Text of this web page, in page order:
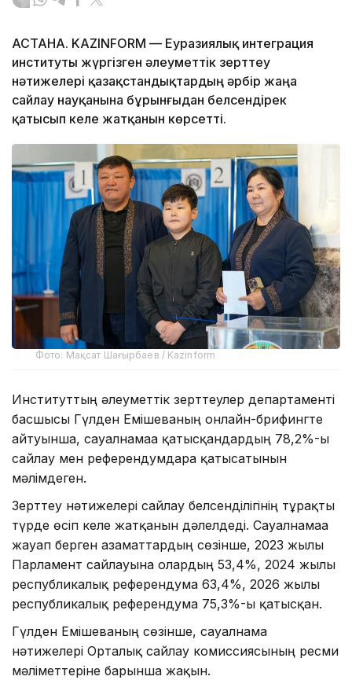
АСТАНА. KAZINFORM — Еуразиялық интеграция
институты жүргізген әлеуметтік зерттеу
нәтижелері қазақстандықтардың әрбір жаңа
сайлау науқанына бұрынғыдан белсендірек
қатысып келе жатқанын көрсетті.
Фото: Мақсат Шағырбаев / Kazinform
Институттың әлеуметтік зерттеулер департаменті
басшысы Гүлден Емішеваның онлайн-брифингте
айтуынша, сауалнамаға қатысқандардың 78,2%-ы
сайлау мен референдумдарға қатысатынын
мәлімдеген.
Зерттеу нәтижелері сайлау белсенділігінің тұрақты
түрде өсіп келе жатқанын дәлелдеді. Сауалнамаға
жауап берген азаматтардың сөзінше, 2023 жылғы
Парламент сайлауына олардың 53,4%, 2024 жылғы
республикалық референдумға 63,4%, 2026 жылғы
республикалық референдумға 75,3%-ы қатысқан.
Гүлден Емішеваның сөзінше, сауалнама
нәтижелері Орталық сайлау комиссиясының ресми
мәліметтеріне барынша жақын.